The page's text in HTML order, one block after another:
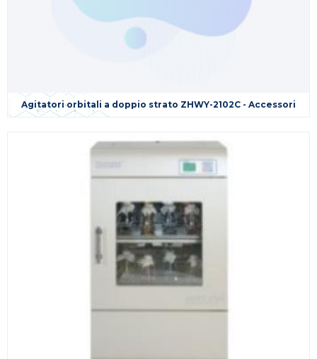
Agitatori orbitali a doppio strato ZHWY-2102C - Accessori